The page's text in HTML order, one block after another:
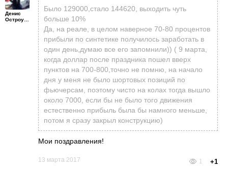
Денис
Было 129000,стало 144620, выходить чуть
больше 10%
Да, на реале, в целом наверное 70-80 процентов
прибыли по синтетике получилось заработать в
один день,думаю все его запомнили)) ( 9 марта,
когда доллар после праздника пошел вверх
пунктов на 700-800,точно не помню, на начало
дня у меня не было шортовых позиций по
фьючерсам, поэтому чисто на колах тогда вышло
около 7000, если бы не было того движения
естественно прибыль была бы намного меньше,
потом я сразу закрыл конструкцию)
Мои поздравления!
13 марта 2017 1 +1